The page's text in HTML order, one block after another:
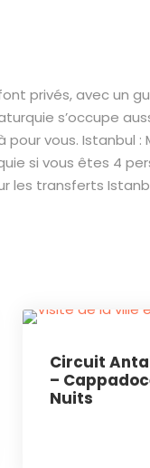
privés, avec un
s’occupe
vous. Istanbul :
si vous êtes 4
les transferts
Circuit
–
Nuits